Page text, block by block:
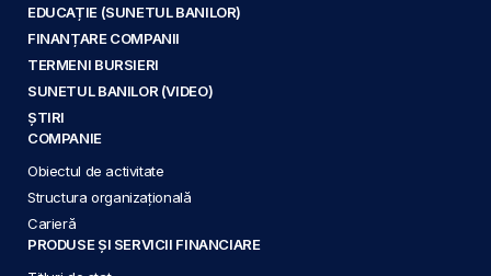
EDUCAȚIE (SUNETUL BANILOR)
FINANȚARE COMPANII
TERMENI BURSIERI
SUNETUL BANILOR (VIDEO)
ȘTIRI
COMPANIE
Obiectul de activitate
Structura organizațională
Carieră
PRODUSE ȘI SERVICII FINANCIARE